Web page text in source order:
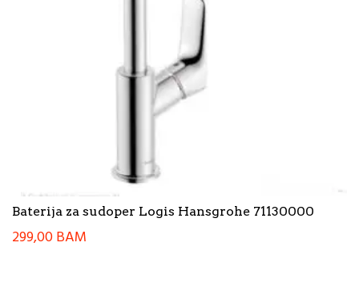
Baterija za sudoper Logis Hansgrohe 71130000
299,00BAM